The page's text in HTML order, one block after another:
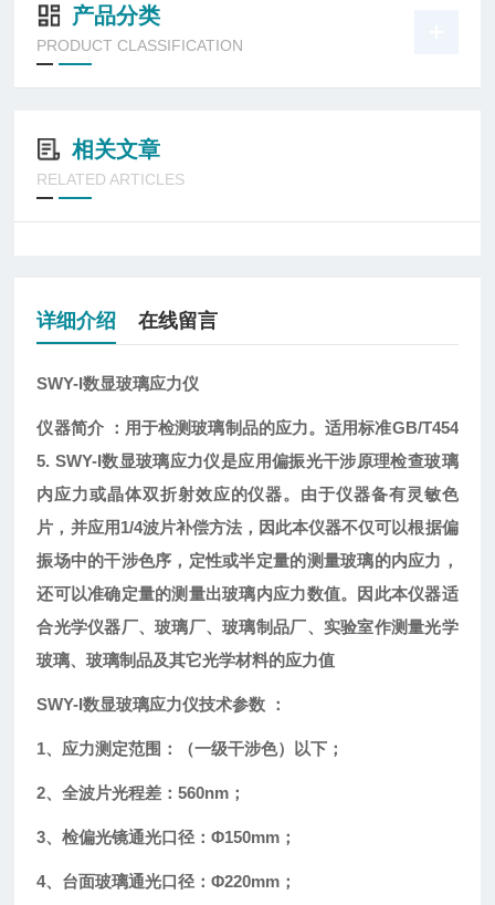
产品分类
PRODUCT CLASSIFICATION
相关文章
RELATED ARTICLES
详细介绍 在线留言
SWY-I数显玻璃应力仪
仪器简介 ： 用于检测玻璃制品的应力。适用标准GB/T454
5. SWY-I数显玻璃应力仪是应用偏振光干涉原理检查玻璃
内应力或晶体双折射效应的仪器。由于仪器备有灵敏色
片，并应用1/4波片补偿方法，因此本仪器不仅可以根据偏
振场中的干涉色序，定性或半定量的测量玻璃的内应力，
还可以准确定量的测量出玻璃内应力数值。因此本仪器适
合光学仪器厂、玻璃厂、玻璃制品厂、实验室作测量光学
玻璃、玻璃制品及其它光学材料的应力值
SWY-I数显玻璃应力仪技术参数 ：
1、应力测定范围：（一级干涉色）以下；
2、全波片光程差：560nm ；
3、检偏光镜通光口径：Φ150mm ；
4、台面玻璃通光口径：Φ220mm ；